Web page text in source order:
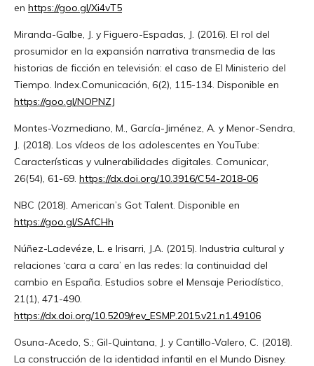
en https://goo.gl/Xi4vT5
Miranda-Galbe, J. y Figuero-Espadas, J. (2016). El rol del
prosumidor en la expansión narrativa transmedia de las
historias de ficción en televisión: el caso de El Ministerio del
Tiempo. Index.Comunicación, 6(2), 115-134. Disponible en
https://goo.gl/NOPNZJ
Montes-Vozmediano, M., García-Jiménez, A. y Menor-Sendra,
J. (2018). Los vídeos de los adolescentes en YouTube:
Características y vulnerabilidades digitales. Comunicar,
26(54), 61-69. https://dx.doi.org/10.3916/C54-2018-06
NBC (2018). American’s Got Talent. Disponible en
https://goo.gl/SAfCHh
Núñez-Ladevéze, L. e Irisarri, J.A. (2015). Industria cultural y
relaciones ‘cara a cara’ en las redes: la continuidad del
cambio en España. Estudios sobre el Mensaje Periodístico,
21(1), 471-490.
https://dx.doi.org/10.5209/rev_ESMP.2015.v21.n1.49106
Osuna-Acedo, S.; Gil-Quintana, J. y Cantillo-Valero, C. (2018).
La construcción de la identidad infantil en el Mundo Disney.